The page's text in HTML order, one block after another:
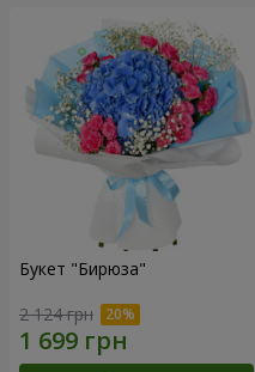
Букет "Бирюза"
2 124 грн